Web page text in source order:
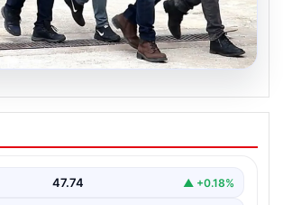
bahis suçlaması.
el konuldu
47.74 ▲ +0.18%